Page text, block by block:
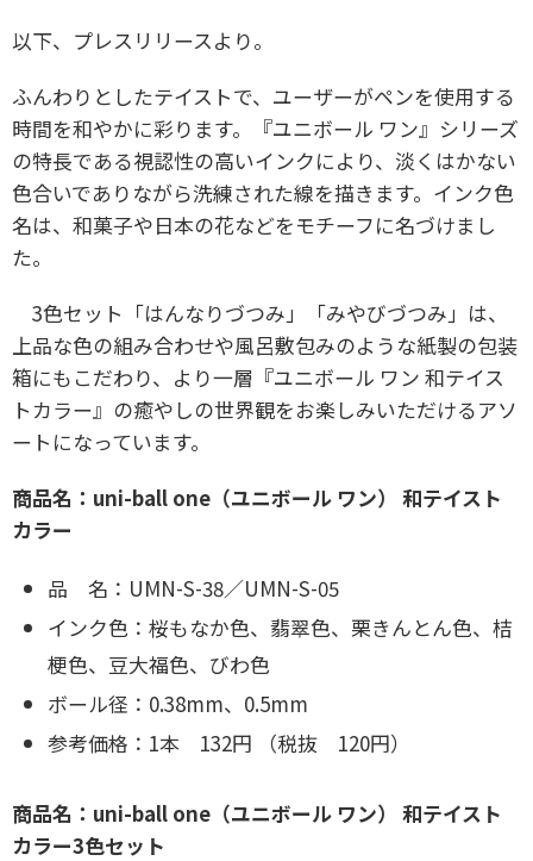
以下、プレスリリースより。
ふんわりとしたテイストで、ユーザーがペンを使用する
時間を和やかに彩ります。『ユニボール ワン』シリーズ
の特長である視認性の高いインクにより、淡くはかない
色合いでありながら洗練された線を描きます。インク色
名は、和菓子や日本の花などをモチーフに名づけまし
た。
3色セット「はんなりづつみ」「みやびづつみ」は、
上品な色の組み合わせや風呂敷包みのような紙製の包装
箱にもこだわり、より一層『ユニボール ワン 和テイス
トカラー』の癒やしの世界観をお楽しみいただけるアソ
ートになっています。
商品名：uni-ball one（ユニボール ワン） 和テイスト
カラー
品 名：UMN-S-38／UMN-S-05
インク色：桜もなか色、翡翠色、栗きんとん色、桔
梗色、豆大福色、びわ色
ボール径：0.38mm、0.5mm
参考価格：1本 132円 （税抜 120円）
商品名：uni-ball one（ユニボール ワン） 和テイスト
カラー3色セット